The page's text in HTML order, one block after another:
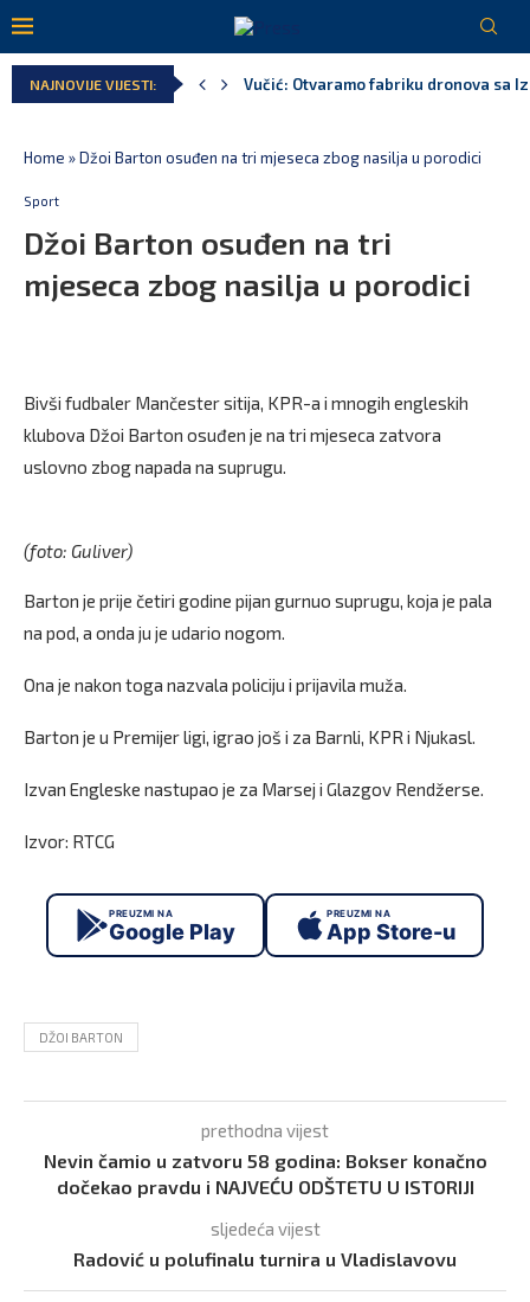
NAJNOVIJE VIJESTI: Vučić: Otvaramo fabriku dronova sa
Home »Džoi Barton osuđen na tri mjeseca zbog nasilja u porodici
Sport
Džoi Barton osuđen na tri
mjeseca zbog nasilja u porodici
Bivši fudbaler Mančester sitija, KPR-a i mnogih engleskih
klubova Džoi Barton osuđen je na tri mjeseca zatvora
uslovno zbog napada na suprugu.
(foto: Guliver)
Barton je prije četiri godine pijan gurnuo suprugu, koja je pala
na pod, a onda ju je udario nogom.
Ona je nakon toga nazvala policiju i prijavila muža.
Barton je u Premijer ligi, igrao još i za Barnli, KPR i Njukasl.
Izvan Engleske nastupao je za Marsej i Glazgov Rendžerse.
Izvor: RTCG
PREUZMI NA
Google Play
PREUZMI NA
App Store-u
DŽOI BARTON
prethodna vijest
Nevin čamio u zatvoru 58 godina: Bokser konačno
dočekao pravdu i NAJVEĆU ODŠTETU U ISTORIJI
sljedeća vijest
Radović u polufinalu turnira u Vladislavovu